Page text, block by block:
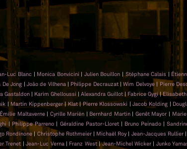
Luc Blanc | Monica Bonvicini | Julien Bouillon |Stéphane Calais |
De Jong | João de Vilhena | Philippe Decrauzat |Wim Delvoye | Pierre
Gastaldon | Karim Ghelloussi | Alexandra Guillot | Fabrice Gygi|
| Martin Kippenberger|Klat|Pierre Klossowski | Jacob Kolding |
Émilie Maltaverne | Cyrille Mariën | Bernhard Martin | Genêt Mayor |
| Philippe Parreno | Géraldine Pastor-Lloret | Bruno Peinado |
Rondinone|Christophe Rothmeier | Michaël Roy | Jean-Jacques Rullier |
Trenet |Jean-Luc Verna | Franz West|Jean-Michel Wicker | Junko